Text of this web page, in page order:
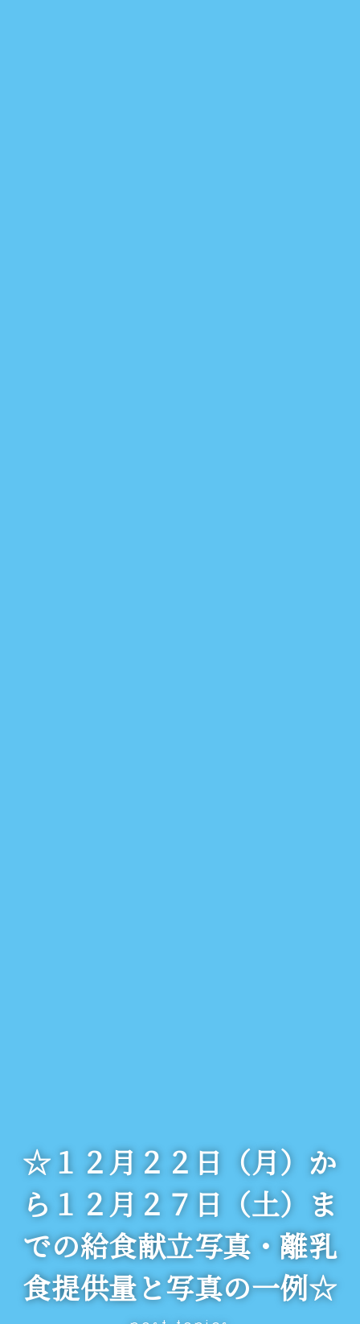
☆１２月２２日（月）か
ら１２月２７日（土）ま
での給食献立写真・離乳
食提供量と写真の一例☆